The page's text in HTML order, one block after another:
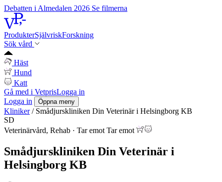
Debatten i Almedalen 2026 Se filmerna
ProdukterSjälvriskForskning
Sök vård
Häst
Hund
Katt
Gå med i VetprisLogga in
Logga in
Öppna meny
Kliniker / Smådjurskliniken Din Veterinär i Helsingborg KB
SD
Veterinärvård, Rehab · Tar emot Tar emot
Smådjurskliniken Din Veterinär i
Helsingborg KB